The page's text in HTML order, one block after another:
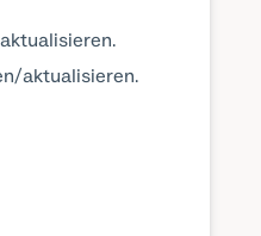
aktualisieren.